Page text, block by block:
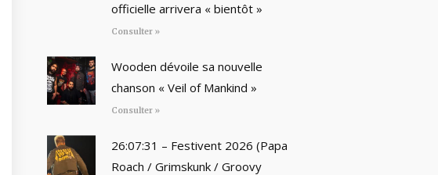
officielle arrivera « bientôt »
Consulter »
Wooden dévoile sa nouvelle
chanson « Veil of Mankind »
Consulter »
26:07:31 – Festivent 2026 (Papa
Roach / Grimskunk / Groovy